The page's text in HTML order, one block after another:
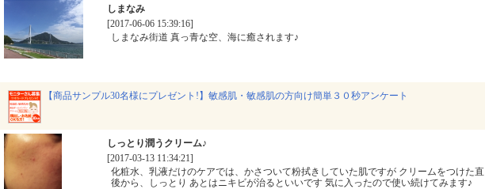
しまなみ
[2017-06-06 15:39:16]
しまなみ街道 真っ青な空、海に癒されます♪
【商品サンプル30名様にプレゼント!】敏感肌・敏感肌の方向け簡単３０秒アンケート
しっとり潤うクリーム♪
[2017-03-13 11:34:21]
化粧水、乳液だけのケアでは、かさついて粉拭きしていた肌ですが クリームをつけた直
後から、しっとり あとはニキビが治るといいです 気に入ったので使い続けてみます♪